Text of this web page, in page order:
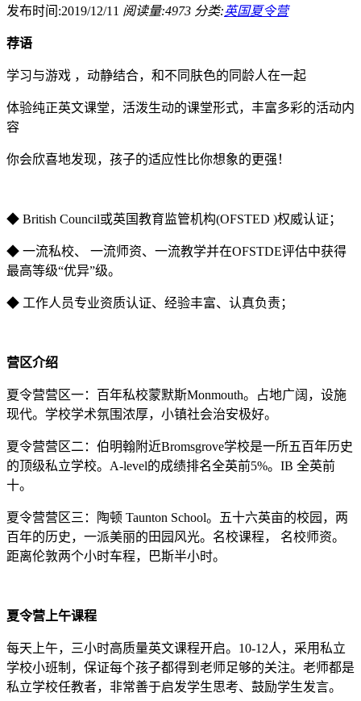
发布时间:2019/12/11 阅读量:4973 分类:英国夏令营
荐语
学习与游戏 ，动静结合，和不同肤色的同龄人在一起
体验纯正英文课堂，活泼生动的课堂形式，丰富多彩的活动内
容
你会欣喜地发现，孩子的适应性比你想象的更强！
◆ British Council或英国教育监管机构(OFSTED )权威认证；
◆ 一流私校、 一流师资、一流教学并在OFSTDE评估中获得
最高等级“优异”级。
◆ 工作人员专业资质认证、经验丰富、认真负责；
营区介绍
夏令营营区一：百年私校蒙默斯Monmouth。占地广阔，设施
现代。学校学术氛围浓厚，小镇社会治安极好。
夏令营营区二：伯明翰附近Bromsgrove学校是一所五百年历史
的顶级私立学校。A-level的成绩排名全英前5%。IB 全英前
十。
夏令营营区三：陶顿 Taunton School。五十六英亩的校园，两
百年的历史，一派美丽的田园风光。名校课程， 名校师资。
距离伦敦两个小时车程，巴斯半小时。
夏令营上午课程
每天上午，三小时高质量英文课程开启。10-12人，采用私立
学校小班制，保证每个孩子都得到老师足够的关注。老师都是
私立学校任教者，非常善于启发学生思考、鼓励学生发言。